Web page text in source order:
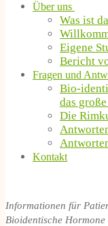
Über uns
Was ist
Eigene
Bericht
Fragen und
Bio-
das
Die
Kontakt
Informationen für
Bioidentische